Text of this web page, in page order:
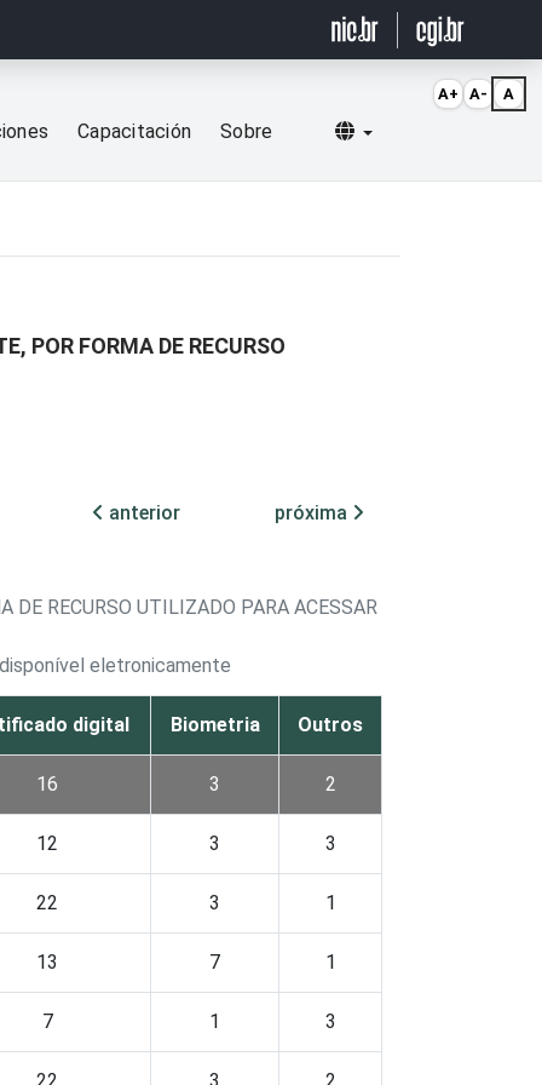
Capacitación Sobre Selecionar idioma
POR FORMA DE RECURSO
anterior
próxima
DE RECURSO UTILIZADO PARA ACESSAR
eletronicamente
digital Biometria Outros
16 3 2
12 3 3
22 3 1
13 7 1
7 1 3
A+ A- A